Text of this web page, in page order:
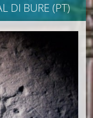
DI BURE (PT)